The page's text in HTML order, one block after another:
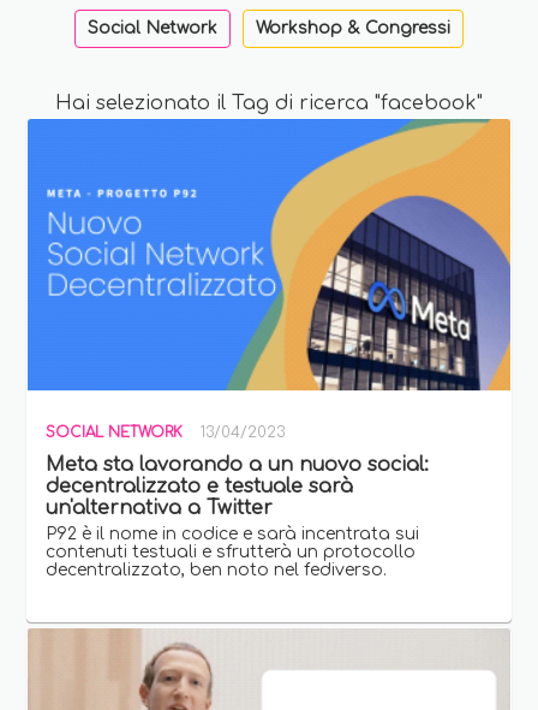
Social Network Workshop & Congressi
Hai selezionato il Tag di ricerca "facebook"
SOCIAL NETWORK 13/04/2023
Meta sta lavorando a un nuovo social:
decentralizzato e testuale sarà
un'alternativa a Twitter
P92 è il nome in codice e sarà incentrata sui
contenuti testuali e sfrutterà un protocollo
decentralizzato, ben noto nel fediverso.